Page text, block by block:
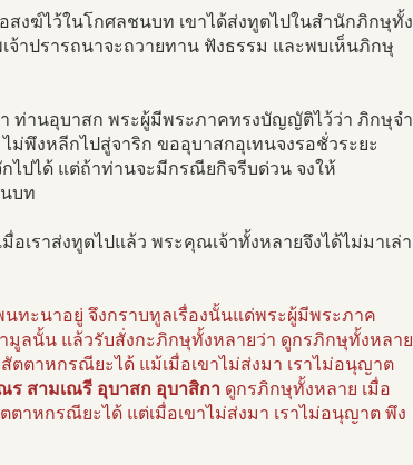
งฆ์ไว้ในโกศลชนบท เขาได้ส่งทูตไปในสำนักภิกษุทั้ง
าปรารถนาจะถวายทาน ฟังธรรม และพบเห็นภิกษุ
ท่านอุบาสก พระผู้มีพระภาคทรงบัญญัติไว้ว่า ภิกษุจำ
ม่พึงหลีกไปสู่จาริก ขออุบาสกอุเทนจงรอชั่วระยะ
ไปได้ แต่ถ้าท่านจะมีกรณียกิจรีบด่วน จงให้
บท
อเราส่งทูตไปแล้ว พระคุณเจ้าทั้งหลายจึงได้ไม่มาเล่า
ทะนาอยู่ จึงกราบทูลเรื่องนั้นแด่พระผู้มีพระภาค
มูลนั้น แล้วรับสั่งกะภิกษุทั้งหลายว่า ดูกรภิกษุทั้งหลาย
ตตาหกรณียะได้ แม้เมื่อเขาไม่ส่งมา เราไม่อนุญาต
สามเณรี อุบาสก อุบาสิกา ดูกรภิกษุทั้งหลาย เมื่อ
าหกรณียะได้ แต่เมื่อเขาไม่ส่งมา เราไม่อนุญาต พึง